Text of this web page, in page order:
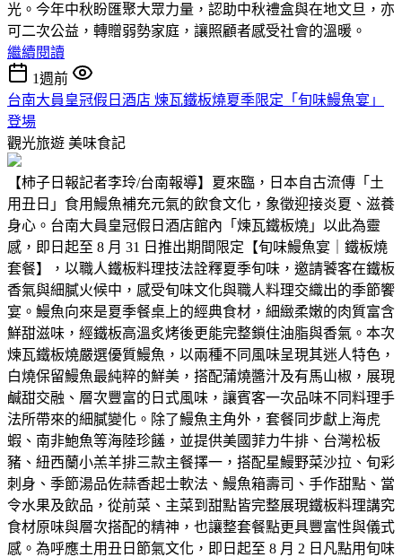
光。今年中秋盼匯聚大眾力量，認助中秋禮盒與在地文旦，亦
可二次公益，轉贈弱勢家庭，讓照顧者感受社會的溫暖。
繼續閱讀
1週前
台南大員皇冠假日酒店 煉瓦鐵板燒夏季限定「旬味鰻魚宴」
登場
觀光旅遊 美味食記
【柿子日報記者李玲/台南報導】夏來臨，日本自古流傳「土
用丑日」食用鰻魚補充元氣的飲食文化，象徵迎接炎夏、滋養
身心。台南大員皇冠假日酒店館內「煉瓦鐵板燒」以此為靈
感，即日起至 8 月 31 日推出期間限定【旬味鰻魚宴｜鐵板燒
套餐】，以職人鐵板料理技法詮釋夏季旬味，邀請饕客在鐵板
香氣與細膩火候中，感受旬味文化與職人料理交織出的季節饗
宴。鰻魚向來是夏季餐桌上的經典食材，細緻柔嫩的肉質富含
鮮甜滋味，經鐵板高溫炙烤後更能完整鎖住油脂與香氣。本次
煉瓦鐵板燒嚴選優質鰻魚，以兩種不同風味呈現其迷人特色，
白燒保留鰻魚最純粹的鮮美，搭配蒲燒醬汁及有馬山椒，展現
鹹甜交融、層次豐富的日式風味，讓賓客一次品味不同料理手
法所帶來的細膩變化。除了鰻魚主角外，套餐同步獻上海虎
蝦、南非鮑魚等海陸珍饈，並提供美國菲力牛排、台灣松板
豬、紐西蘭小羔羊排三款主餐擇一，搭配星鰻野菜沙拉、旬彩
刺身、季節湯品佐蒜香起士軟法、鰻魚箱壽司、手作甜點、當
令水果及飲品，從前菜、主菜到甜點皆完整展現鐵板料理講究
食材原味與層次搭配的精神，也讓整套餐點更具豐富性與儀式
感。為呼應土用丑日節氣文化，即日起至 8 月 2 日凡點用旬味